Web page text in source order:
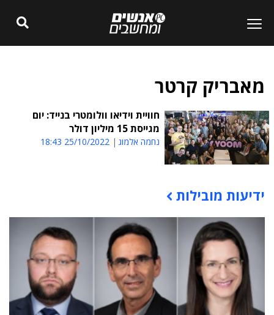
מאבריק קרטר
חוויית וידיאו וולומטרי בנייד: יום
מגייסת 15 מיליון דולר
נחמה אלמוג 25/10/2022 18:43
תוכן פרסומי
ידיעות מובילות